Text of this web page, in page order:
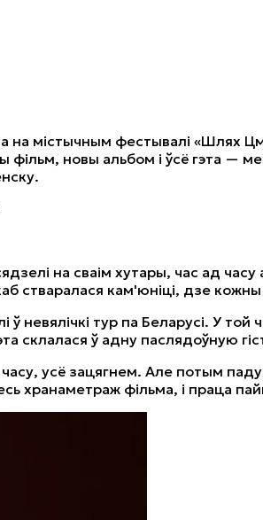
містычным фестывалі «Шлях
новы альбом і ўсё гэта —
на сваім хутары, час ад
стваралася кам'юніці, дзе
ў невялічкі тур па Беларусі. У
склалася ў адну паслядоўную
усё зацягнем. Але потым
хранаметраж фільма, і праца